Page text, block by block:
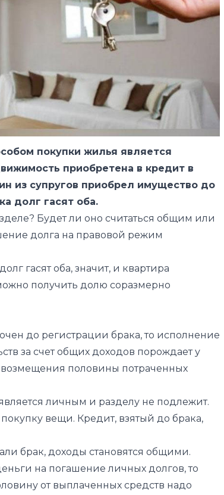
покупки жилья является
приобретена в кредит в
из супругов приобрел имущество до
долг гасят оба.
Будет ли оно считаться общим или
долга на правовой режим
гасят оба, значит, и квартира
получить долю соразмерно
до регистрации брака, то исполнение
за счет общих доходов порождает у
возмещения половины потраченных
личным и разделу не подлежит.
вещи. Кредит, взятый до брака,
брак, доходы становятся общими.
на погашение личных долгов, то
от выплаченных средств надо